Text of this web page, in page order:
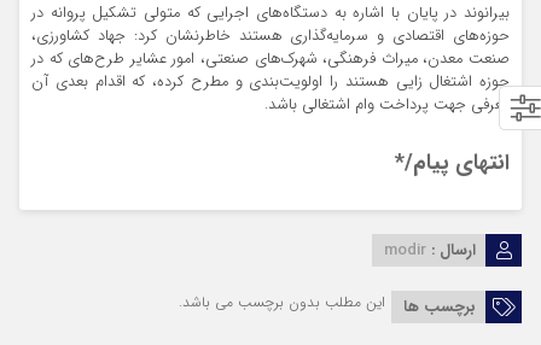
بیرانوند در پایان با اشاره به دستگاه‌های اجرایی که متولی تشکیل پروانه در
حوزه‌های اقتصادی و سرمایه‌گذاری هستند خاطرنشان کرد: جهاد کشاورزی،
صنعت معدن، میراث فرهنگی، شهرک‌های صنعتی، امور عشایر طرح‌های که در
حوزه اشتغال زایی هستند را اولویت‌بندی و مطرح کرده، که اقدام بعدی آن
معرفی جهت پرداخت وام اشتغالی باشد.
انتهای پیام/*
ارسال : modir
برچسب ها این مطلب بدون برچسب می باشد.